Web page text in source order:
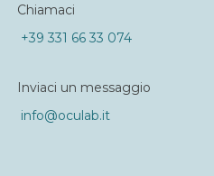
Chiamaci
+39 331 66 33 074
Inviaci un messaggio
info@oculab.it